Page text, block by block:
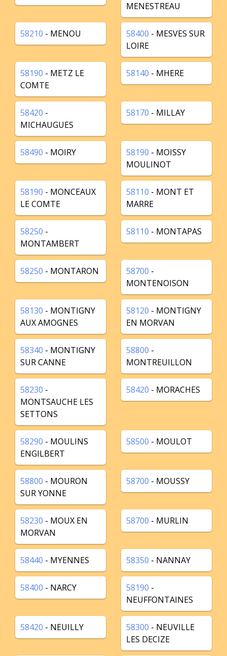
MENESTREAU
58210 - MENOU 58400 - MESVES SUR
LOIRE
58190 - METZ LE
COMTE
58140 - MHERE
58420 -
MICHAUGUES
58170 - MILLAY
58490 - MOIRY 58190 - MOISSY
MOULINOT
58190 - MONCEAUX
LE COMTE
58110 - MONT ET
MARRE
58250 -
MONTAMBERT
58110 - MONTAPAS
58250 - MONTARON 58700 -
MONTENOISON
58130 - MONTIGNY
AUX AMOGNES
58120 - MONTIGNY
EN MORVAN
58340 - MONTIGNY
SUR CANNE
58800 -
MONTREUILLON
58230 -
MONTSAUCHE LES
SETTONS
58420 - MORACHES
58290 - MOULINS
ENGILBERT
58500 - MOULOT
58800 - MOURON
SUR YONNE
58700 - MOUSSY
58230 - MOUX EN
MORVAN
58700 - MURLIN
58440 - MYENNES 58350 - NANNAY
58400 - NARCY 58190 -
NEUFFONTAINES
58420 - NEUILLY 58300 - NEUVILLE
LES DECIZE